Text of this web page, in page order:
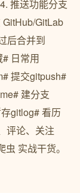
推送功能分支
GitLab
后合并到
日常用
提交gitpush#
建分支
gitlog# 看历
评论、关注
实战干货。